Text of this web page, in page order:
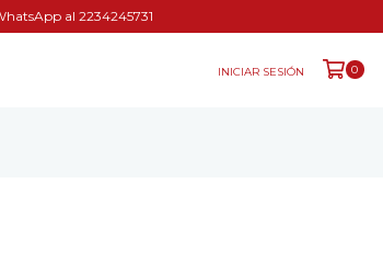
al 2234245731
INICIAR SESIÓN 0